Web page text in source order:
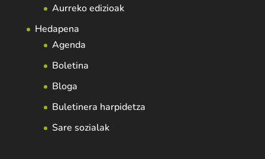
Aurreko edizioak
Hedapena
Agenda
Boletina
Bloga
Buletinera harpidetza
Sare sozialak